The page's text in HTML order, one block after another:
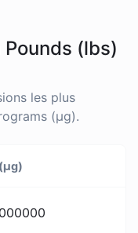
(lbs)
les plus
(µg).